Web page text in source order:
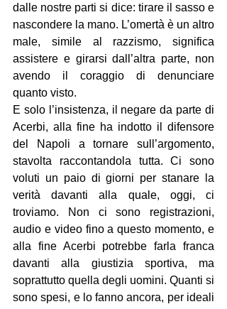
dalle nostre parti si dice: tirare il sasso e
nascondere la mano. L’omertà è un altro
male, simile al razzismo, significa
assistere e girarsi dall’altra parte, non
avendo il coraggio di denunciare
quanto visto.
E solo l’insistenza, il negare da parte di
Acerbi, alla fine ha indotto il difensore
del Napoli a tornare sull’argomento,
stavolta raccontandola tutta. Ci sono
voluti un paio di giorni per stanare la
verità davanti alla quale, oggi, ci
troviamo. Non ci sono registrazioni,
audio e video fino a questo momento, e
alla fine Acerbi potrebbe farla franca
davanti alla giustizia sportiva, ma
soprattutto quella degli uomini. Quanti si
sono spesi, e lo fanno ancora, per ideali